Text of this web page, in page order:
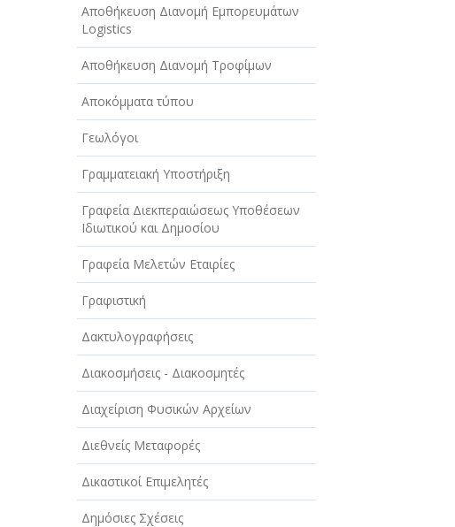
Αποθήκευση Διανομή Εμπορευμάτων
Logistics
Αποθήκευση Διανομή Τροφίμων
Αποκόμματα τύπου
Γεωλόγοι
Γραμματειακή Υποστήριξη
Γραφεία Διεκπεραιώσεως Υποθέσεων
Ιδιωτικού και Δημοσίου
Γραφεία Μελετών Εταιρίες
Γραφιστική
Δακτυλογραφήσεις
Διακοσμήσεις - Διακοσμητές
Διαχείριση Φυσικών Αρχείων
Διεθνείς Μεταφορές
Δικαστικοί Επιμελητές
Δημόσιες Σχέσεις